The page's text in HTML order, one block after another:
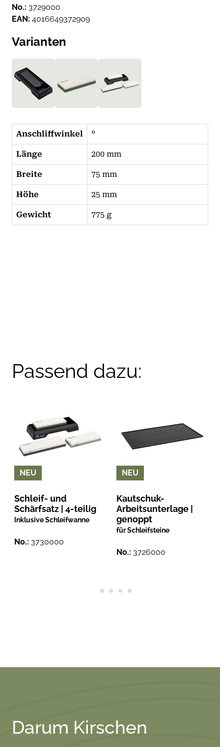
besseren Orientierung
Hergestellt aus original japanischem
Fertigungsverfahren
No.: 3729000
EAN: 4016649372909
Varianten
Anschliffwinkel °
Länge 200 mm
Breite 75 mm
Höhe 25 mm
Gewicht 775 g
Passend dazu:
NEU
Schleif- und
Schärfsatz | 4-teilig
Inklusive Schleifwanne
No.: 3730000
NEU
Kautschuk-
Arbeitsunterlage |
genoppt
für Schleifsteine
No.: 3726000
Darum Kirschen